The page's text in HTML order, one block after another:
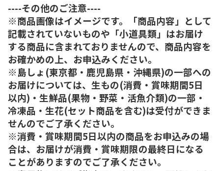
----その他のご注意----
※商品画像はイメージです。「商品内容」として
記載されていないものや「小道具類」はお届け
する商品に含まれておりませんので、商品内容を
お確かめの上、お申込みください。
※島しょ(東京都・鹿児島県・沖縄県)の一部への
お届けについては、生もの(消費・賞味期間5日
以内)・生鮮品(果物・野菜・活魚介類)の一部・
冷凍品・生花(セット商品を含む)は受付ができま
せんのでご了承ください。
※消費・賞味期間5日以内の商品をお申込みの場
合は、お届けが消費・賞味期限の最終日になる
ことがありますのでご了承ください。